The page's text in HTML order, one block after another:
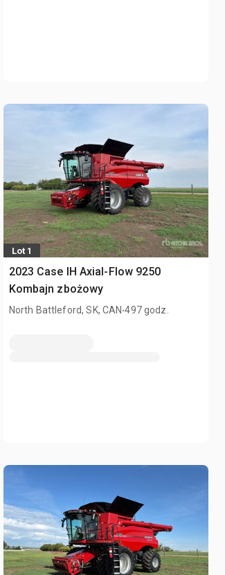
Lot 1
2023 Case IH Axial-Flow 9250
Kombajn zbożowy
North Battleford, SK, CAN.497 godz.